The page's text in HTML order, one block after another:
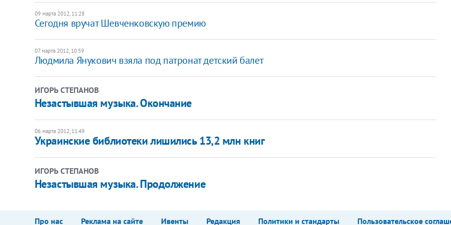
09 марта 2012, 11:28
Сегодня вручат Шевченковскую премию
07 марта 2012, 10:59
Людмила Янукович взяла под патронат детский балет
ИГОРЬ СТЕПАНОВ
Незастывшая музыка. Окончание
06 марта 2012, 11:49
Украинские библиотеки лишились 13,2 млн книг
ИГОРЬ СТЕПАНОВ
Незастывшая музыка. Продолжение
Про нас Реклама на сайте Ивенты Редакция Политики и стандарты Пользовательское